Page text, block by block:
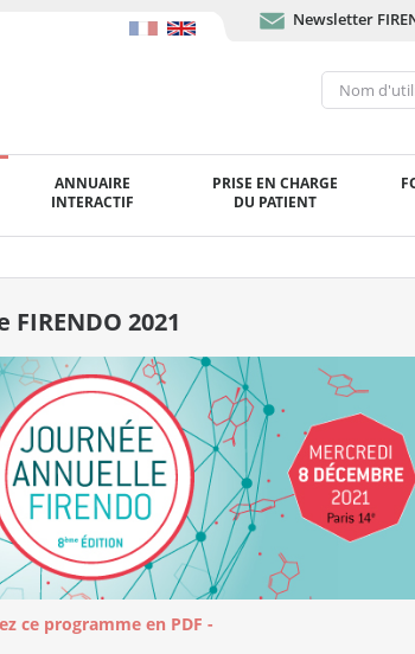
Newsletter
ANNUAIRE
INTERACTIF
PRISE EN CHARGE
DU PATIENT
2021
ce programme en PDF -